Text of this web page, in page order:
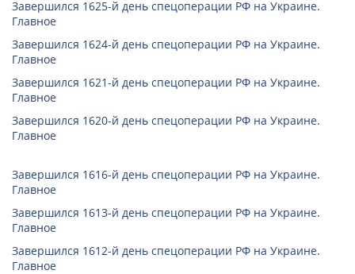
Завершился 1625-й день спецоперации РФ на Украине.
Главное
Завершился 1624-й день спецоперации РФ на Украине.
Главное
Завершился 1621-й день спецоперации РФ на Украине.
Главное
Завершился 1620-й день спецоперации РФ на Украине.
Главное
Завершился 1616-й день спецоперации РФ на Украине.
Главное
Завершился 1613-й день спецоперации РФ на Украине.
Главное
Завершился 1612-й день спецоперации РФ на Украине.
Главное